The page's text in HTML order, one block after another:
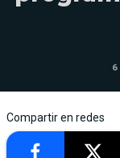
6
Compartir en redes